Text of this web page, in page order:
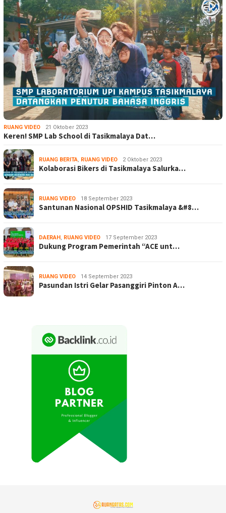
RUANG VIDEO 21 Oktober 2023
Keren! SMP Lab School di Tasikmalaya Dat…
RUANG BERITA, RUANG VIDEO 2 Oktober 2023
Kolaborasi Bikers di Tasikmalaya Salurka…
RUANG VIDEO 18 September 2023
Santunan Nasional OPSHID Tasikmalaya &#8…
DAERAH , RUANG VIDEO 17 September 2023
Dukung Program Pemerintah “ACE unt…
RUANG VIDEO 14 September 2023
Pasundan Istri Gelar Pasanggiri Pinton A…